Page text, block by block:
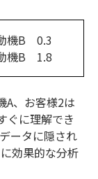
機B 0.3
機B 1.8
A、お客様2は
ぐに理解でき
ータに隠され
効果的な分析